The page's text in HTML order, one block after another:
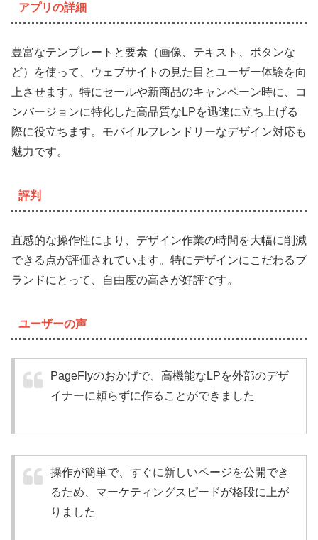
アプリの詳細
豊富なテンプレートと要素（画像、テキスト、ボタンな
ど）を使って、ウェブサイトの見た目とユーザー体験を向
上させます。特にセールや新商品のキャンペーン時に、コ
ンバージョンに特化した高品質なLPを迅速に立ち上げる
際に役立ちます。モバイルフレンドリーなデザイン対応も
魅力です。
評判
直感的な操作性により、デザイン作業の時間を大幅に削減
できる点が評価されています。特にデザインにこだわるブ
ランドにとって、自由度の高さが好評です。
ユーザーの声
PageFlyのおかげで、高機能なLPを外部のデザ
イナーに頼らずに作ることができました
操作が簡単で、すぐに新しいページを公開でき
るため、マーケティングスピードが格段に上が
りました